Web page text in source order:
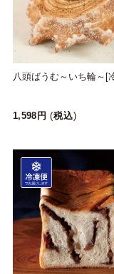
八頭ばうむ～いち輪～[
1,598 税込